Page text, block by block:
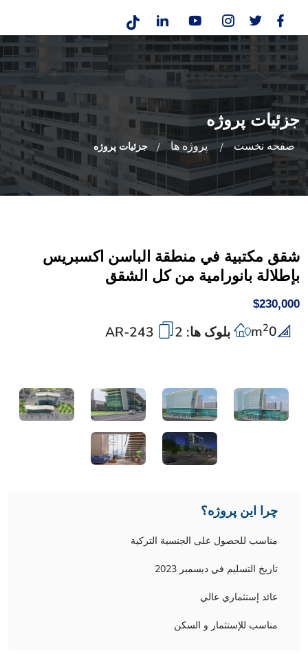
جزئیات پروژه
صفحه نخست پروژه ها جزئیات پروژه
شقق مكتبية في منطقة الباسن اكسبريس
بإطلالة بانورامية من كل الشقق
$230,000
0
m2 بلوک ها: 2
چرا این پروژه؟
مناسب للحصول على الجنسية التركية
تاريخ التسليم في ديسمبر 2023
عائد إستثماري عالي
مناسب للإستثمار و السكن